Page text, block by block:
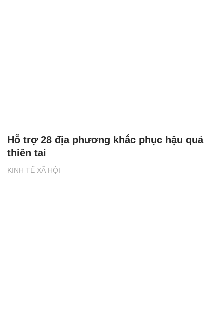
KINH TẾ XÃ HỘI
Hỗ trợ 28 địa phương khắc phục hậu quả
thiên tai